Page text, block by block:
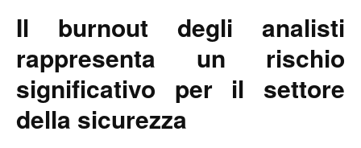
Il burnout degli analisti
rappresenta un rischio
significativo per il settore
della sicurezza